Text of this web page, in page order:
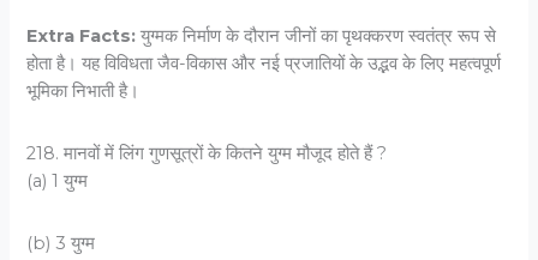
Extra Facts: युग्मक निर्माण के दौरान जीनों का पृथक्करण स्वतंत्र रूप से
होता है। यह विविधता जैव-विकास और नई प्रजातियों के उद्भव के लिए महत्वपूर्ण
भूमिका निभाती है।
218. मानवों में लिंग गुणसूत्रों के कितने युग्म मौजूद होते हैं ?
(a) 1 युग्म
(b) 3 युग्म